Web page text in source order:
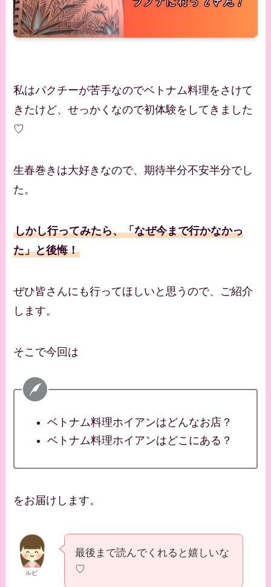
私はパクチーが苦手なのでベトナム料理をさけて
きたけど、せっかくなので初体験をしてきました
♡
生春巻きは大好きなので、期待半分不安半分でし
た。
しかし行ってみたら、「なぜ今まで行かなかっ
た」と後悔！
ぜひ皆さんにも行ってほしいと思うので、ご紹介
します。
そこで今回は
ベトナム料理ホイアンはどんなお店？
ベトナム料理ホイアンはどこにある？
をお届けします。
ルビ
最後まで読んでくれると嬉しいな
♡